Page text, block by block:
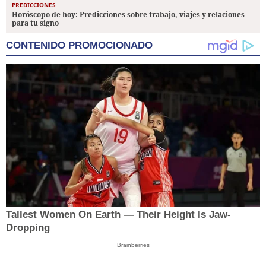
PREDICCIONES
Horóscopo de hoy: Predicciones sobre trabajo, viajes y relaciones
para tu signo
CONTENIDO PROMOCIONADO
Tallest Women On Earth — Their Height Is Jaw-
Dropping
Brainberries